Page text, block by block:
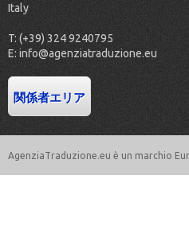
Italy
T: (+39) 324 9240795
E: info@agenziatraduzione.eu
AgenziaTraduzione.eu è un marchio